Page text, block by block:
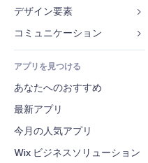
リスティング広告
メール
コンバージョン
販売ボタン
会計
クーポン・特典
倉庫管理ソリューション
ドロップシッピング
イベント
レストラン
不動産
ブッキング
ギャラリー
音楽
ポッドキャスト
写真
動画
PDF
ファイル共有
ニュース
デザイン要素
マップ・ナビ
プライバシー・セキュリティ
時計
ページテンプレート
画像効果
ボタン・メニュー
バナー・バッジ
フォーム
ブログ
投票
チャット
コメント
電話
アプリを見つける
あなたへのおすすめ
最新アプリ
今月の人気アプリ
Wix ビジネスソリューション